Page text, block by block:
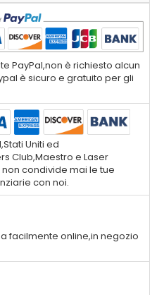
PayPal,non è richiesto alcun
è sicuro e gratuito per gli
Uniti ed
Club,Maestro e Laser
condivide mai le tue
con noi.
facilmente online,in negozio